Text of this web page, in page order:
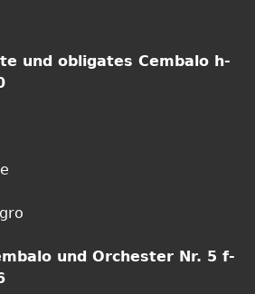
und obligates Cembalo h-
und Orchester Nr. 5 f-